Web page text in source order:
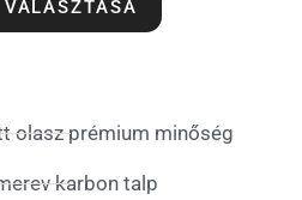
VÁLASZTÁSA
olasz prémium minőség
karbon talp